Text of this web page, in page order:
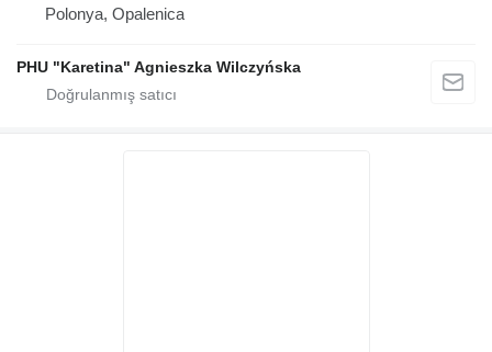
Polonya, Opalenica
PHU "Karetina" Agnieszka Wilczyńska